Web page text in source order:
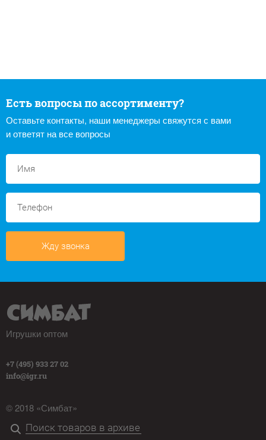
Есть вопросы по ассортименту?
Оставьте контакты, наши менеджеры свяжутся с вами
и ответят на все вопросы
Жду звонка
Игрушки оптом
+7 (495) 933 27 02
info@igr.ru
© 2018 «Симбат»